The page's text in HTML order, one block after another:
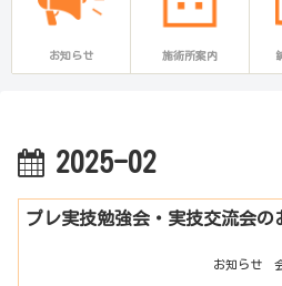
お知らせ 施術所案内
2025-02
プレ実技勉強会・実技交流会の
お知らせ